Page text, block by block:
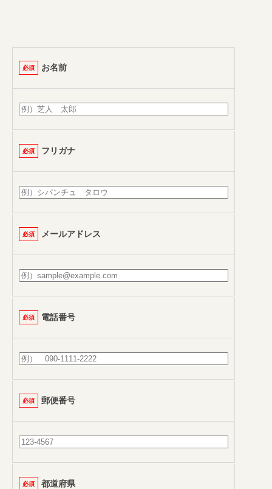
必須 お名前
必須 フリガナ
必須 メールアドレス
必須 電話番号
必須 郵便番号
必須 都道府県